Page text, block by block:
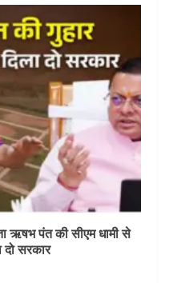
ऋषभ पंत की सीएम धामी से
दो सरकार